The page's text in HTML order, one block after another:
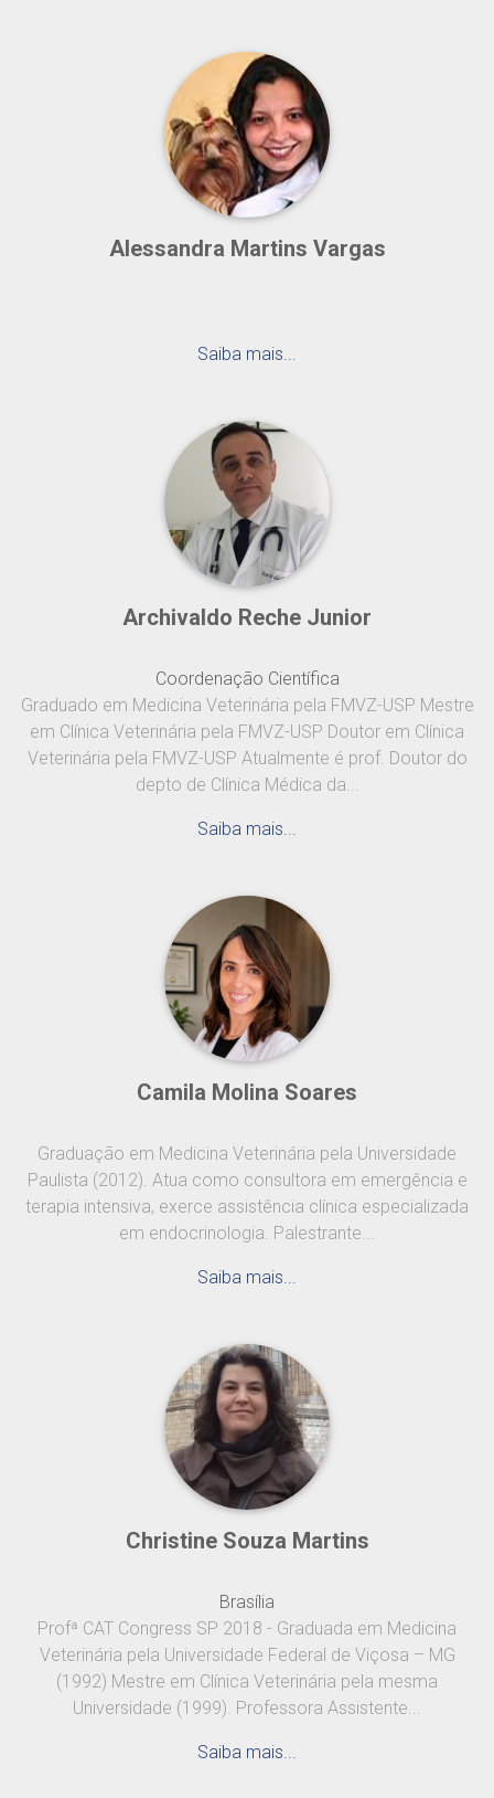
Alessandra Martins Vargas
Saiba mais...
Archivaldo Reche Junior
Coordenação Científica
Graduado em Medicina Veterinária pela FMVZ-USP Mestre
em Clínica Veterinária pela FMVZ-USP Doutor em Clínica
Veterinária pela FMVZ-USP Atualmente é prof. Doutor do
depto de Clínica Médica da...
Saiba mais...
Camila Molina Soares
Graduação em Medicina Veterinária pela Universidade
Paulista (2012). Atua como consultora em emergência e
terapia intensiva, exerce assistência clínica especializada
em endocrinologia. Palestrante...
Saiba mais...
Christine Souza Martins
Brasília
Profª CAT Congress SP 2018 - Graduada em Medicina
Veterinária pela Universidade Federal de Viçosa – MG
(1992) Mestre em Clínica Veterinária pela mesma
Universidade (1999). Professora Assistente...
Saiba mais...